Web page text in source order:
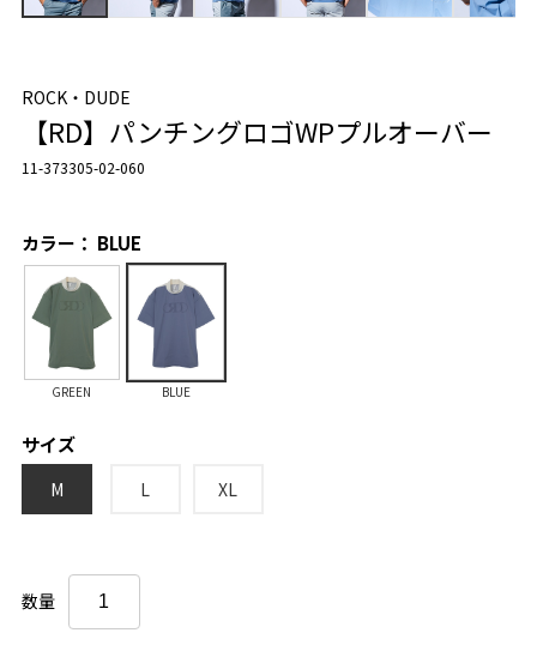
ROCK・DUDE
【RD】パンチングロゴWPプルオーバー
11-373305-02-060
カラー： BLUE
GREEN BLUE
サイズ
M L XL
数量